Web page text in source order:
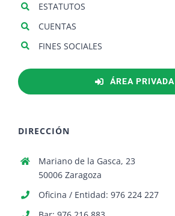
ESTATUTOS
CUENTAS
FINES SOCIALES
ÁREA PRIVADA
DIRECCIÓN
Mariano de la Gasca, 23
50006 Zaragoza
Oficina / Entidad: 976 224 227